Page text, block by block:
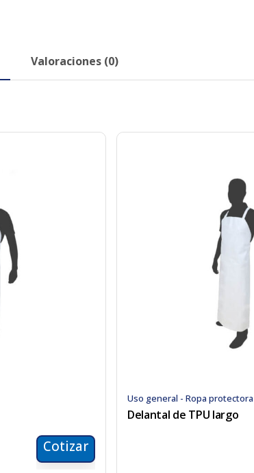
Valoraciones (0)
Cotizar
Uso general - Ropa protectora
Delantal de TPU largo